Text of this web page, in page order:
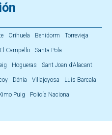
Orihuela Benidorm Torrevieja
El Campello Santa Pola
Hogueras Sant Joan d’Alacant
Dénia Villajoyosa Luis Barcala
Puig Policía Nacional